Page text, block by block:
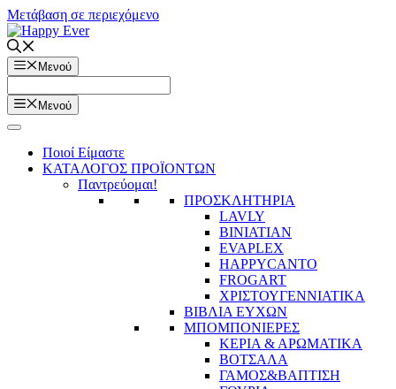
Μετάβαση σε περιεχόμενο
Μενού
Μενού
Ποιοί Είμαστε
ΚΑΤΑΛΟΓΟΣ ΠΡΟΪΟΝΤΩΝ
Παντρεύομαι!
ΠΡΟΣΚΛΗΤΗΡΙΑ
LAVLY
BINIATIAN
EVAPLEX
HAPPYCANTO
FROGART
ΧΡΙΣΤΟΥΓΕΝΝΙΑΤΙΚΑ
ΒΙΒΛΙΑ ΕΥΧΩΝ
ΜΠΟΜΠΟΝΙΕΡΕΣ
ΚΕΡΙΑ & ΑΡΩΜΑΤΙΚΑ
ΒΟΤΣΑΛΑ
ΓΑΜΟΣ&ΒΑΠΤΙΣΗ